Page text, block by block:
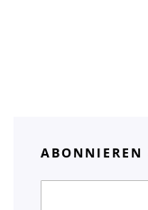
ABONNIEREN